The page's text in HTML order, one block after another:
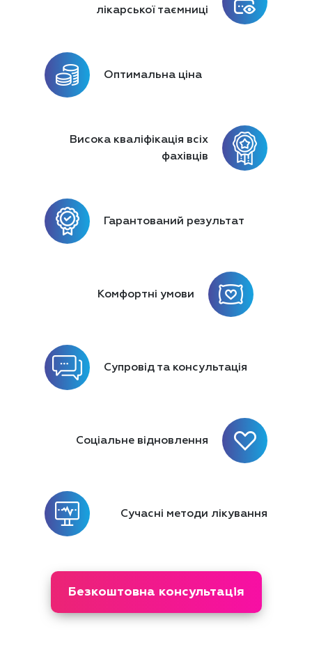
лікарської таємниці
Оптимальна ціна
Висока кваліфікація всіх
фахівців
Гарантований результат
Комфортні умови
Супровід та консультація
Соціальне відновлення
Сучасні методи лікування
Безкоштовна консультація